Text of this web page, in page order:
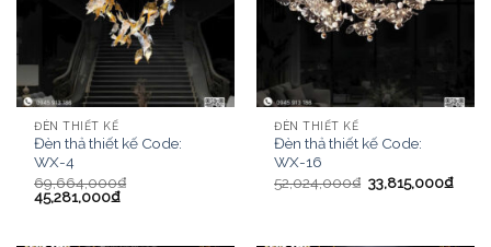
ĐÈN THIẾT KẾ
Đèn thả thiết kế Code:
WX-4
69,664,000₫
45,281,000₫
ĐÈN THIẾT KẾ
Đèn thả thiết kế Code:
WX-16
52,024,000₫ 33,815,000₫